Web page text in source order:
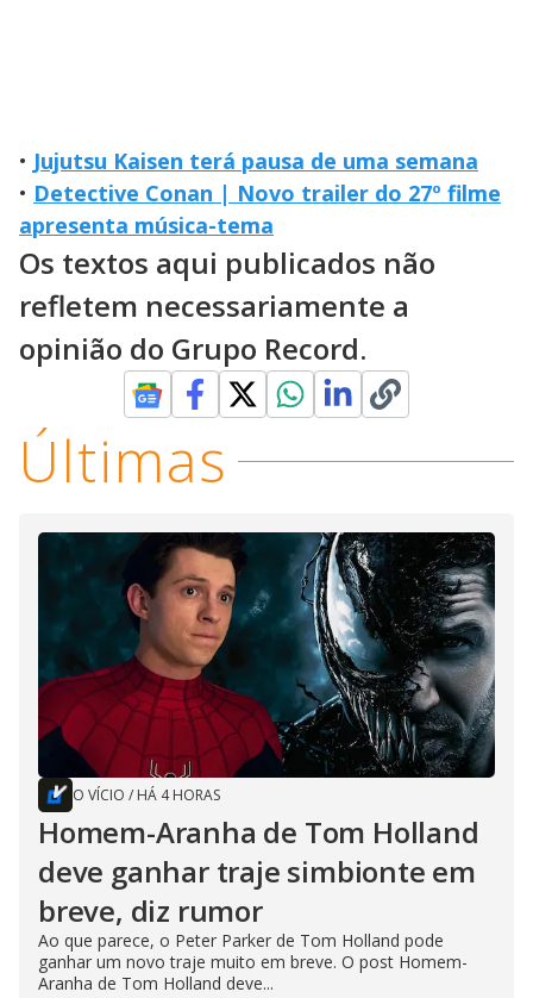
• Jujutsu Kaisen terá pausa de uma semana
• Detective Conan | Novo trailer do 27º filme
apresenta música-tema
Os textos aqui publicados não
refletem necessariamente a
opinião do Grupo Record.
Últimas
O VÍCIO / HÁ 4 HORAS
Homem-Aranha de Tom Holland
deve ganhar traje simbionte em
breve, diz rumor
Ao que parece, o Peter Parker de Tom Holland pode
ganhar um novo traje muito em breve. O post Homem-
Aranha de Tom Holland deve...